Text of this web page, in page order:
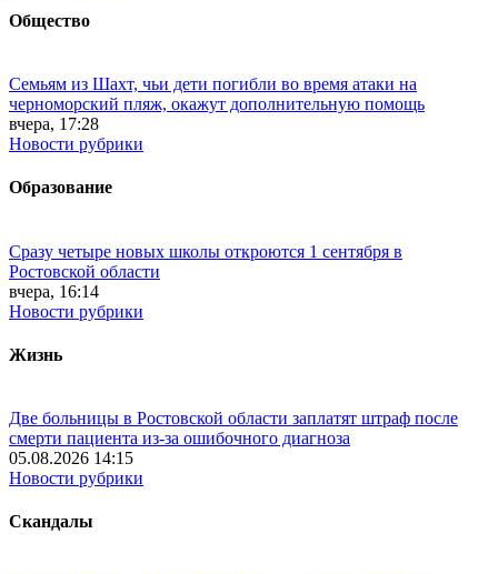
Общество
Семьям из Шахт, чьи дети погибли во время атаки на
черноморский пляж, окажут дополнительную помощь
вчера, 17:28
Новости рубрики
Образование
Сразу четыре новых школы откроются 1 сентября в
Ростовской области
вчера, 16:14
Новости рубрики
Жизнь
Две больницы в Ростовской области заплатят штраф после
смерти пациента из-за ошибочного диагноза
05.08.2026 14:15
Новости рубрики
Скандалы